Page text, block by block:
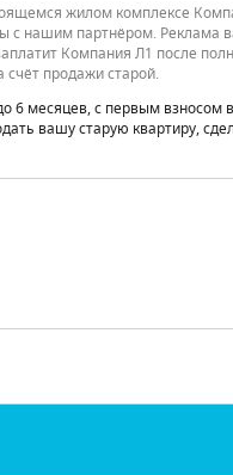
жилом комплексе
нашим партнёром. Реклама
Компания Л1 после
счёт продажи старой.
6 месяцев, с первым
вашу старую квартиру,